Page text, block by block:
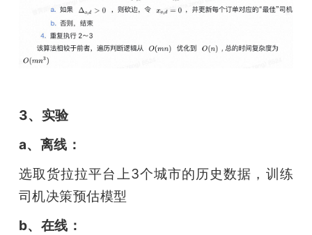
3、实验
a、离线：
选取货拉拉平台上3个城市的历史数据，训练
司机决策预估模型
b、在线：